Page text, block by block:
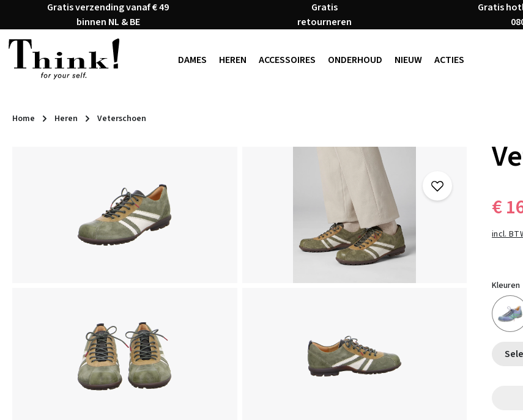
de hoofdinhoud
Ga naar de zoekopdracht
Ga naar de hoofdnavigatie
Gratis verzending vanaf € 49
binnen NL & BE
Gratis
retourneren
Gratis
DAMES HEREN ACCESSOIRES ONDERHOUD NIEUW ACTIES
Home Heren Veterschoen
€
incl.
Kleuren